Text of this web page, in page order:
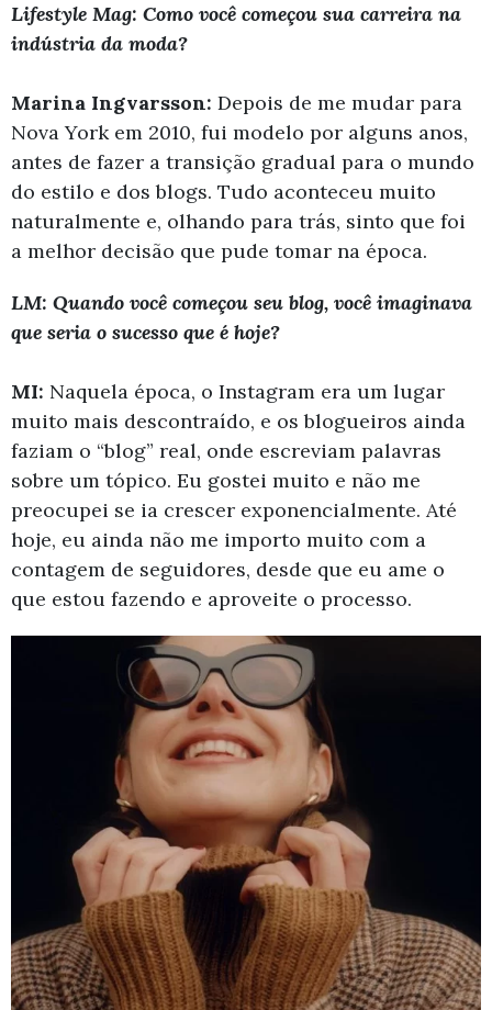
Lifestyle Mag: Como você começou sua carreira na
indústria da moda?
Marina Ingvarsson: Depois de me mudar para
Nova York em 2010, fui modelo por alguns anos,
antes de fazer a transição gradual para o mundo
do estilo e dos blogs. Tudo aconteceu muito
naturalmente e, olhando para trás, sinto que foi
a melhor decisão que pude tomar na época.
LM: Quando você começou seu blog, você imaginava
que seria o sucesso que é hoje?
MI: Naquela época, o Instagram era um lugar
muito mais descontraído, e os blogueiros ainda
faziam o “blog” real, onde escreviam palavras
sobre um tópico. Eu gostei muito e não me
preocupei se ia crescer exponencialmente. Até
hoje, eu ainda não me importo muito com a
contagem de seguidores, desde que eu ame o
que estou fazendo e aproveite o processo.